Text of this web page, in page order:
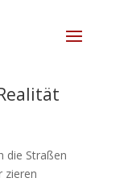
die Straßen
zieren